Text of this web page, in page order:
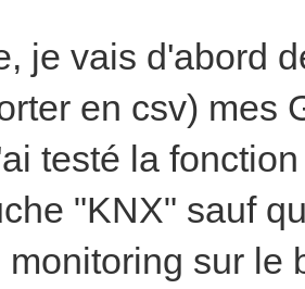
je vais d'abord
en csv) mes
testé la
"KNX" sauf
monitoring sur le